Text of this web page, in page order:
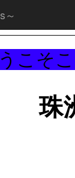
～
こそ
珠